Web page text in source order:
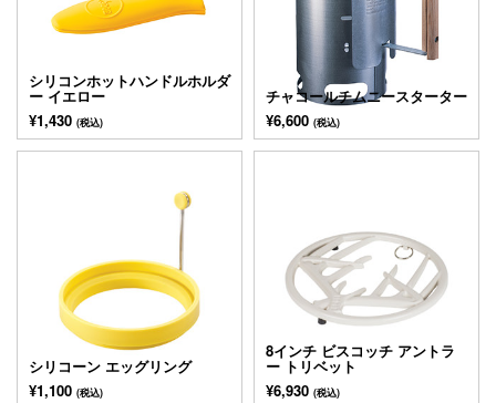
シリコンホットハンドルホルダ
ー イエロー
¥1,430 (税込)
チャコールチムニースターター
¥6,600 (税込)
シリコーン エッグリング
¥1,100 (税込)
8インチ ビスコッチ アントラ
ー トリベット
¥6,930 (税込)